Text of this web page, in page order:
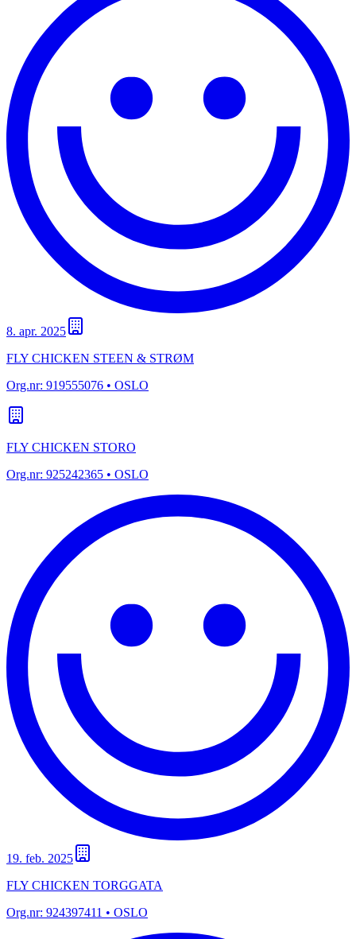
8. apr. 2025
FLY CHICKEN STEEN & STRØM
Org.nr: 919555076 • OSLO
FLY CHICKEN STORO
Org.nr: 925242365 • OSLO
19. feb. 2025
FLY CHICKEN TORGGATA
Org.nr: 924397411 • OSLO